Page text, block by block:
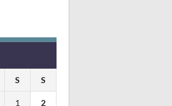
S S
1 2